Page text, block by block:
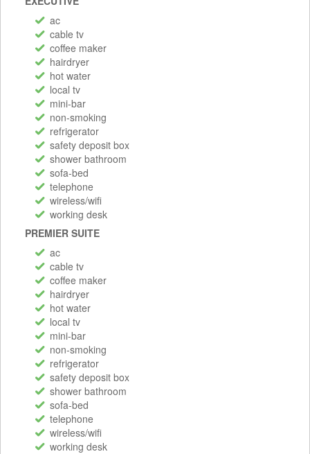
ac
cable tv
coffee maker
hairdryer
hot water
local tv
mini-bar
non-smoking
refrigerator
safety deposit box
shower bathroom
sofa-bed
telephone
wireless/wifi
working desk
PREMIER SUITE
ac
cable tv
coffee maker
hairdryer
hot water
local tv
mini-bar
non-smoking
refrigerator
safety deposit box
shower bathroom
sofa-bed
telephone
wireless/wifi
working desk